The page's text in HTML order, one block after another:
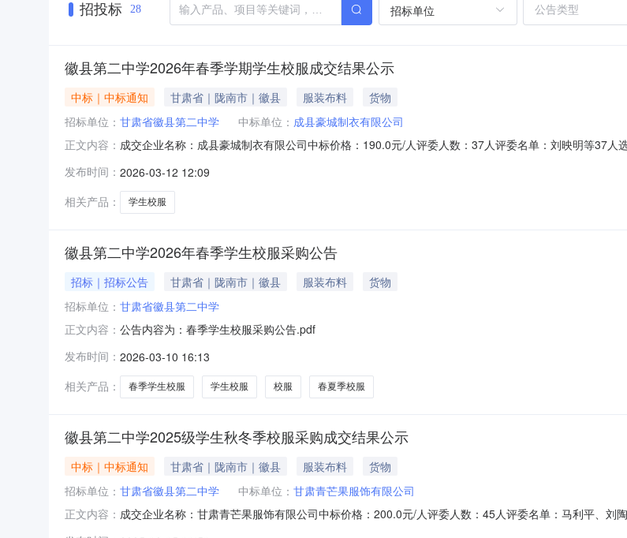
招投标 28 招标单位
徽县第二中学2026年春季学期学生校服成交结果公示
中标｜中标通知 甘肃省｜陇南市｜徽县 服装布料
货物
招标单位： 甘肃省徽县第二中学 中标单位： 成县豪城制衣有限公司
正文内容： 成交企业名称：成县豪城制衣有限公司中标价格：190.0元/人评委人数：37人评委名单：刘映明等37人
发布时间： 2026-03-12 12:09
相关产品：
学生校服
徽县第二中学2026年春季学生校服采购公告
招标｜招标公告 甘肃省｜陇南市｜徽县 服装布料
货物
招标单位： 甘肃省徽县第二中学
正文内容： 公告内容为：春季学生校服采购公告.pdf
发布时间： 2026-03-10 16:13
相关产品：
春季学生校服 学生校服 校服 春夏季校服
徽县第二中学2025级学生秋冬季校服采购成交结果公示
中标｜中标通知 甘肃省｜陇南市｜徽县 服装布料
货物
招标单位： 甘肃省徽县第二中学 中标单位： 甘肃青芒果服饰有限公司
正文内容： 成交企业名称：甘肃青芒果服饰有限公司中标价格：200.0元/人评委人数：45人评委名单：马利平、